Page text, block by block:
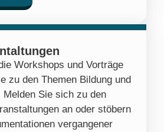
Workshops und Vorträge
zu den Themen Bildung und
Melden Sie sich zu den
an oder stöbern
vergangener